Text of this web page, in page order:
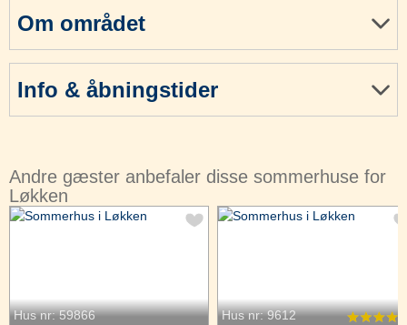
Om området
Info & åbningstider
Andre gæster anbefaler disse sommerhuse for
Løkken
Hus nr: 59866 Hus nr: 9612